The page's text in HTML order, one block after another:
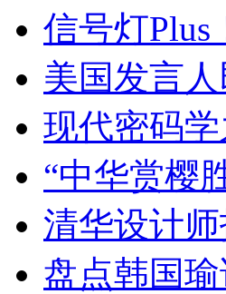
信号灯Plus
美国发言
现代密码
“中华赏樱
清华设计
盘点韩国